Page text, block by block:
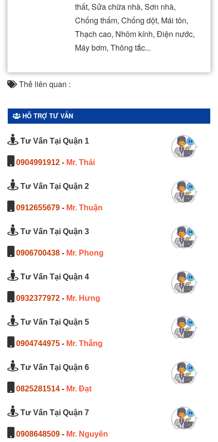
thất, Sửa chữa nhà, Sơn nhà,
Chống thấm, Chống dột, Mái tôn,
Thạch cao, Nhôm kính, Điện nước,
Máy bơm, Thông tắc...
Thẻ liên quan :
HỖ TRỢ TƯ VẤN
Tư Vấn Tại Quận 1
0904991912 - Mr. Thái
Tư Vấn Tại Quận 2
0912655679 - Mr. Thuận
Tư Vấn Tại Quận 3
0906700438 - Mr. Phong
Tư Vấn Tại Quận 4
0932377972 - Mr. Hưng
Tư Vấn Tại Quận 5
0904744975 - Mr. Thắng
Tư Vấn Tại Quận 6
0825281514 - Mr. Đạt
Tư Vấn Tại Quận 7
0908648509 - Mr. Nguyên